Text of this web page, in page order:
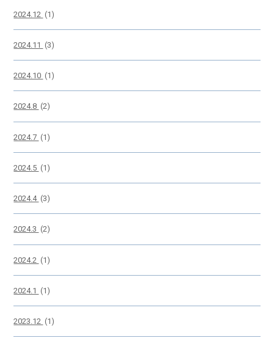
2024.12 (1)
2024.11 (3)
2024.10 (1)
2024.8 (2)
2024.7 (1)
2024.5 (1)
2024.4 (3)
2024.3 (2)
2024.2 (1)
2024.1 (1)
2023.12 (1)